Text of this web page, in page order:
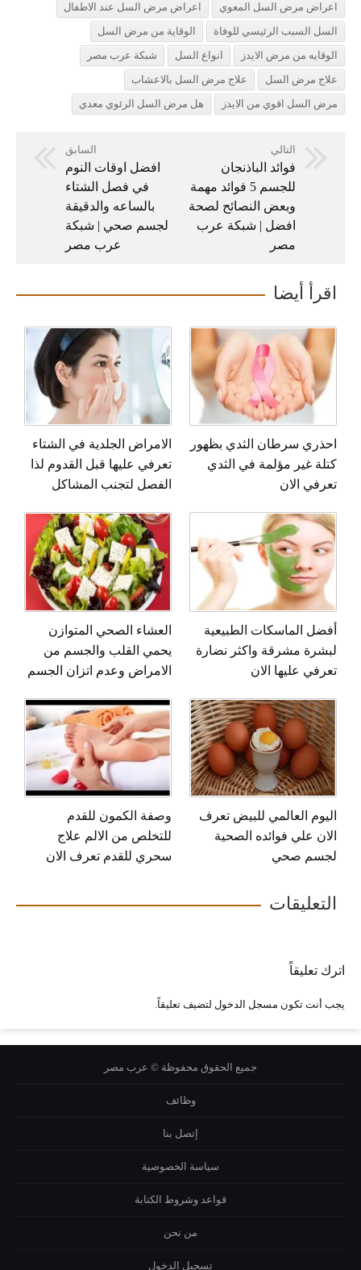
اعراض مرض السل المعوي
اعراض مرض السل عند الاطفال
السل السبب الرئيسي للوفاة
الوقاية من مرض السل
الوقايه من مرض الايدز
انواع السل
شبكة عرب مصر
علاج مرض السل
علاج مرض السل بالاعشاب
مرض السل اقوي من الايدز
هل مرض السل الرئوي معدي
التالي
فوائد الباذنجان
للجسم 5 فوائد مهمة
وبعض النصائح لصحة
افضل | شبكة عرب
مصر
السابق
افضل اوقات النوم
في فصل الشتاء
بالساعه والدقيقة
لجسم صحي | شبكة
عرب مصر
اقرأ أيضا
احذري سرطان الثدي بظهور
كتلة غير مؤلمة في الثدي
تعرفي الان
الامراض الجلدية في الشتاء
تعرفي عليها قبل القدوم لذا
الفصل لتجنب المشاكل
أفضل الماسكات الطبيعية
لبشرة مشرقة واكثر نضارة
تعرفي عليها الان
العشاء الصحي المتوازن
يحمي القلب والجسم من
الامراض وعدم اتزان الجسم
اليوم العالمي للبيض تعرف
الان علي فوائده الصحية
لجسم صحي
وصفة الكمون للقدم
للتخلص من الالم علاج
سحري للقدم تعرف الان
التعليقات
اترك تعليقاً
يجب أنت تكون مسجل الدخول لتضيف تعليقاً.
جميع الحقوق محفوظة © عرب مصر
وظائف
إتصل بنا
سياسة الخصوصية
قواعد وشروط الكتابة
من نحن
تسجيل الدخول